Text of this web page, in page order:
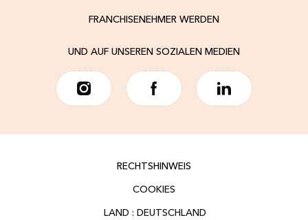
FRANCHISENEHMER WERDEN
UND AUF UNSEREN SOZIALEN MEDIEN
RECHTSHINWEIS
COOKIES